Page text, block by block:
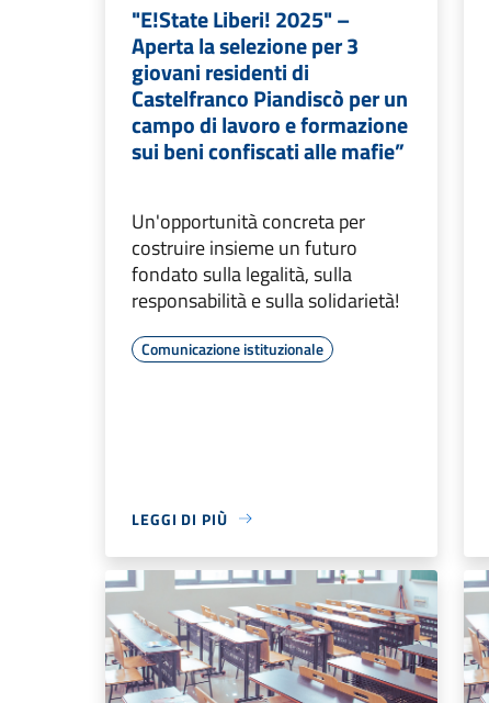
"E!State Liberi! 2025" –
Aperta la selezione per 3
giovani residenti di
Castelfranco Piandiscò per un
campo di lavoro e formazione
sui beni confiscati alle mafie”
Un'opportunità concreta per
costruire insieme un futuro
fondato sulla legalità, sulla
responsabilità e sulla solidarietà!
Comunicazione istituzionale
LEGGI DI PIÙ